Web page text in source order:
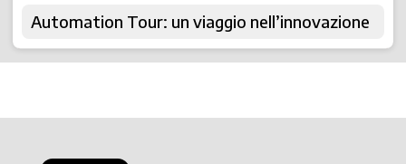
Automation Tour: un viaggio nell’innovazione